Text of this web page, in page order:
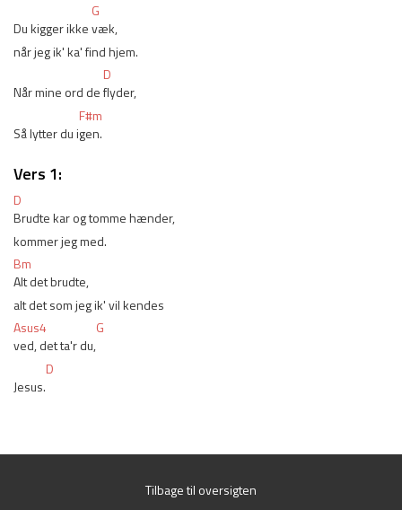
G
Du kigger ikke væk,
når jeg ik' ka' find hjem.
D
Når mine ord de flyder,
F#m
Så lytter du igen.
Vers 1:
D
Brudte kar og tomme hænder,
kommer jeg med.
Bm
Alt det brudte,
alt det som jeg ik' vil kendes
Asus4
G
ved, det ta'r du,
D
Jesus.
Tilbage til oversigten